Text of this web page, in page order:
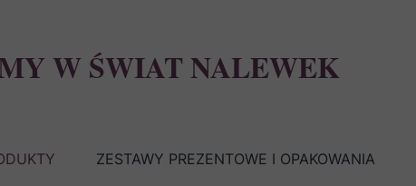
W ŚWIAT NALEWEK
ZESTAWY PREZENTOWE I OPAKOWANIA